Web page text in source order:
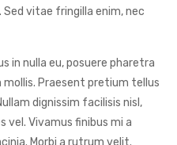
vitae fringilla enim, nec
in nulla eu, posuere pharetra
mollis. Praesent pretium tellus
dignissim facilisis nisl,
Vivamus finibus mi a
Morbi a rutrum velit.